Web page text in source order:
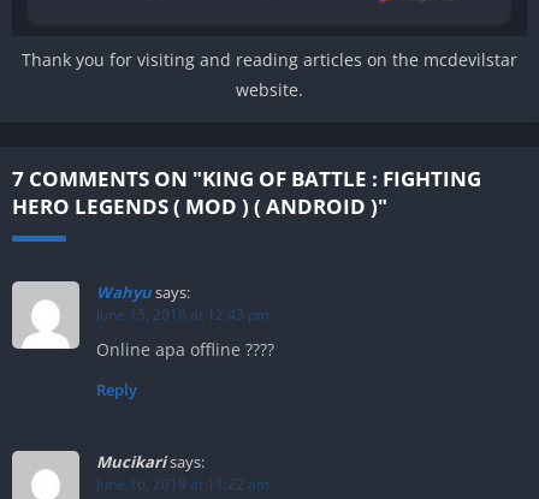
Thank you for visiting and reading articles on the mcdevilstar
website.
7 COMMENTS ON "KING OF BATTLE : FIGHTING
HERO LEGENDS ( MOD ) ( ANDROID )"
Wahyusays:
June 15, 2018 at 12:43 pm
Online apa offline ????
Reply
Mucikarisays:
June 16, 2018 at 11:22 am